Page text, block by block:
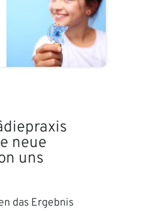
neue
uns
das Ergebnis